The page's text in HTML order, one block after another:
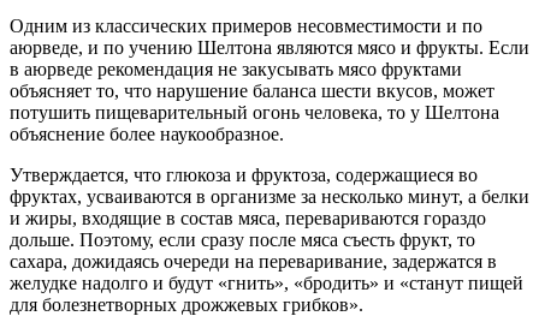
Одним из классических примеров несовместимости и по
аюрведе, и по учению Шелтона являются мясо и фрукты. Если
в аюрведе рекомендация не закусывать мясо фруктами
объясняет то, что нарушение баланса шести вкусов, может
потушить пищеварительный огонь человека, то у Шелтона
объяснение более наукообразное.
Утверждается, что глюкоза и фруктоза, содержащиеся во
фруктах, усваиваются в организме за несколько минут, а белки
и жиры, входящие в состав мяса, перевариваются гораздо
дольше. Поэтому, если сразу после мяса съесть фрукт, то
сахара, дожидаясь очереди на переваривание, задержатся в
желудке надолго и будут «гнить», «бродить» и «станут пищей
для болезнетворных дрожжевых грибков».